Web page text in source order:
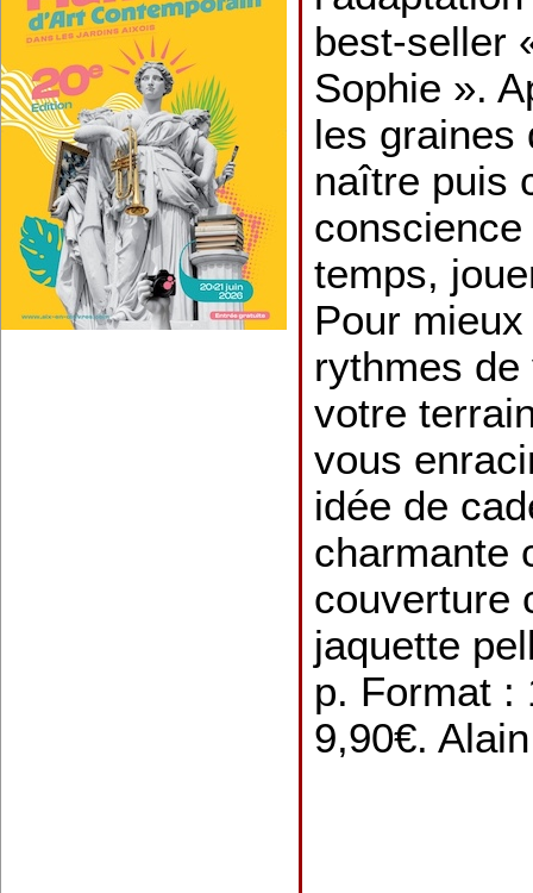
best-seller
Sophie ».
les graines
naître puis
temps,
Pour
rythmes
votre
vous
idée de
charmante
couverture
jaquette
p. Format :
9,90€.